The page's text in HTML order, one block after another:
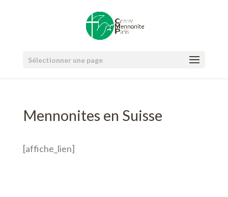
Sélectionner une page
Mennonites en Suisse
[affiche_lien]